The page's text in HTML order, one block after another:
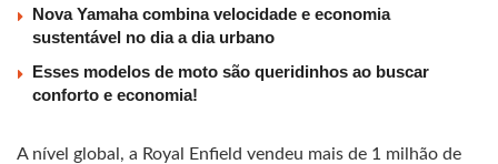
Nova Yamaha combina velocidade e economia
sustentável no dia a dia urbano
Esses modelos de moto são queridinhos ao buscar
conforto e economia!
A nível global, a Royal Enfield vendeu mais de 1 milhão de